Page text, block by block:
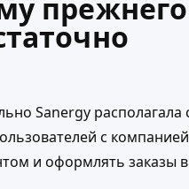
прежнего
Sanergy
с
и оформлять заказы